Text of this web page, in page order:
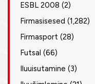
ESBL 2008 (2)
Firmasisesed (1,282)
Firmasport (28)
Futsal (66)
Iluuisutamine (3)